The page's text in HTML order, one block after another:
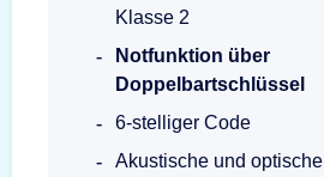
Klasse 2
Notfunktion über
Doppelbartschlüssel
6-stelliger Code
Akustische und optische